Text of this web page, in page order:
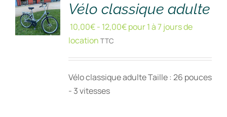
Vélo classique adulte
10,00€- 12,00€pour 1 à 7 jours de
location TTC
Vélo classique adulte Taille : 26 pouces
- 3 vitesses